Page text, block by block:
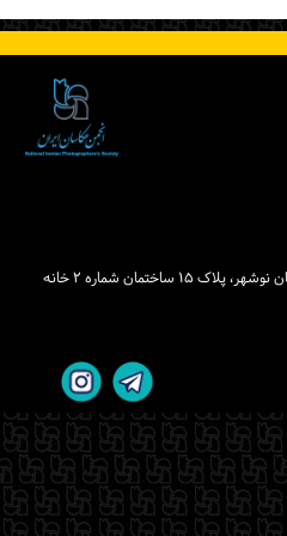
نشانی: تهران، خیابان خردمند جنوبی، خیابان نوشهر، پلاک ۱۵ ساختمان شماره ۲ خانه